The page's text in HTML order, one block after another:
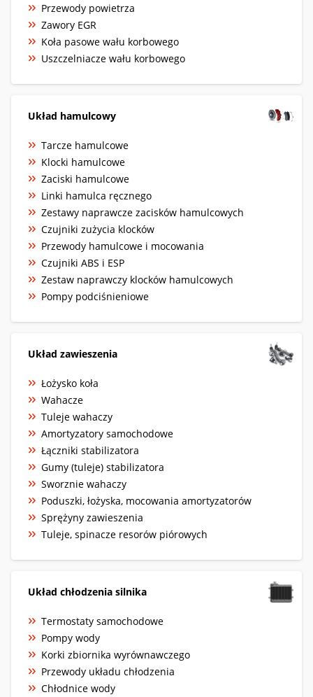
Przewody powietrza
Zawory EGR
Koła pasowe wału korbowego
Uszczelniacze wału korbowego
Układ hamulcowy
Tarcze hamulcowe
Klocki hamulcowe
Zaciski hamulcowe
Linki hamulca ręcznego
Zestawy naprawcze zacisków hamulcowych
Czujniki zużycia klocków
Przewody hamulcowe i mocowania
Czujniki ABS i ESP
Zestaw naprawczy klocków hamulcowych
Pompy podciśnieniowe
Układ zawieszenia
Łożysko koła
Wahacze
Tuleje wahaczy
Amortyzatory samochodowe
Łączniki stabilizatora
Gumy (tuleje) stabilizatora
Sworznie wahaczy
Poduszki, łożyska, mocowania amortyzatorów
Sprężyny zawieszenia
Tuleje, spinacze resorów piórowych
Układ chłodzenia silnika
Termostaty samochodowe
Pompy wody
Korki zbiornika wyrównawczego
Przewody układu chłodzenia
Chłodnice wody